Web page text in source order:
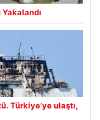
Türkiye’ye ulaştı,